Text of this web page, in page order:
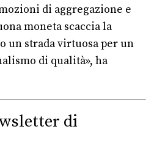
di aggregazione e
moneta scaccia la
un strada virtuosa per un
di qualità», ha
di